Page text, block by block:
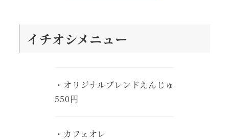
イチオシメニュー
・オリジナルブレンドえんじゅ
550円
・カフェオレ